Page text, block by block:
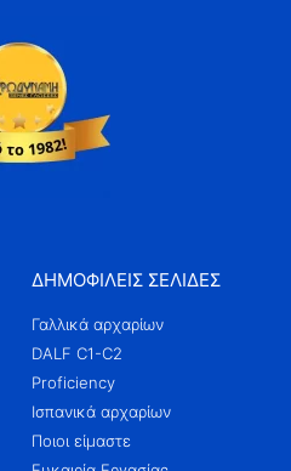
ΔΗΜΟΦΙΛΕΙΣ ΣΕΛΙΔΕΣ
Γαλλικά αρχαρίων
DALF C1-C2
Proficiency
Ισπανικά αρχαρίων
Ποιοι είμαστε